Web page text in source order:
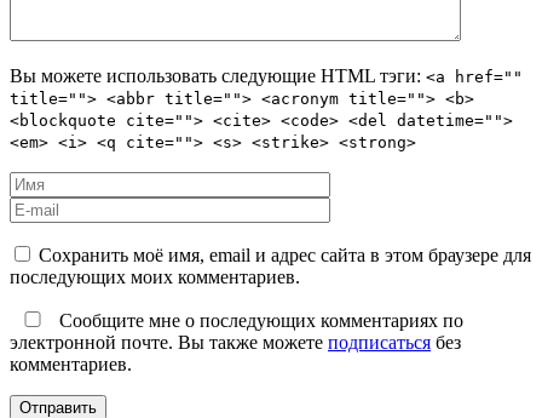
Вы можете использовать следующие HTML тэги: <a href=""
title=""> <abbr title=""> <acronym title=""> <b>
<blockquote cite=""> <cite> <code> <del datetime="">
<em> <i> <q cite=""> <s> <strike> <strong>
Сохранить моё имя, email и адрес сайта в этом браузере для
последующих моих комментариев.
Сообщите мне о последующих комментариях по
электронной почте. Вы также можете подписаться без
комментариев.